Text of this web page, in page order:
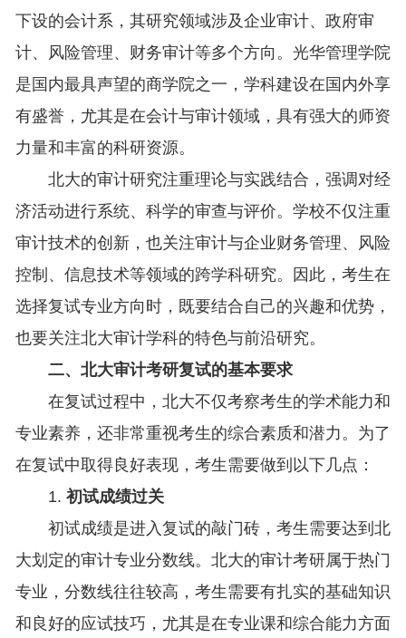
下设的会计系，其研究领域涉及企业审计、政府审
计、风险管理、财务审计等多个方向。光华管理学院
是国内最具声望的商学院之一，学科建设在国内外享
有盛誉，尤其是在会计与审计领域，具有强大的师资
力量和丰富的科研资源。
北大的审计研究注重理论与实践结合，强调对经
济活动进行系统、科学的审查与评价。学校不仅注重
审计技术的创新，也关注审计与企业财务管理、风险
控制、信息技术等领域的跨学科研究。因此，考生在
选择复试专业方向时，既要结合自己的兴趣和优势，
也要关注北大审计学科的特色与前沿研究。
二、北大审计考研复试的基本要求
在复试过程中，北大不仅考察考生的学术能力和
专业素养，还非常重视考生的综合素质和潜力。为了
在复试中取得良好表现，考生需要做到以下几点：
1. 初试成绩过关
初试成绩是进入复试的敲门砖，考生需要达到北
大划定的审计专业分数线。北大的审计考研属于热门
专业，分数线往往较高，考生需要有扎实的基础知识
和良好的应试技巧，尤其是在专业课和综合能力方面